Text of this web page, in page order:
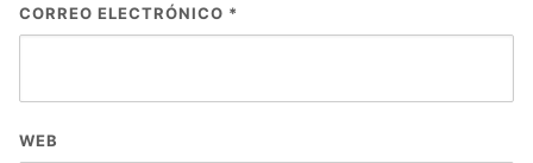
CORREO ELECTRÓNICO *
WEB